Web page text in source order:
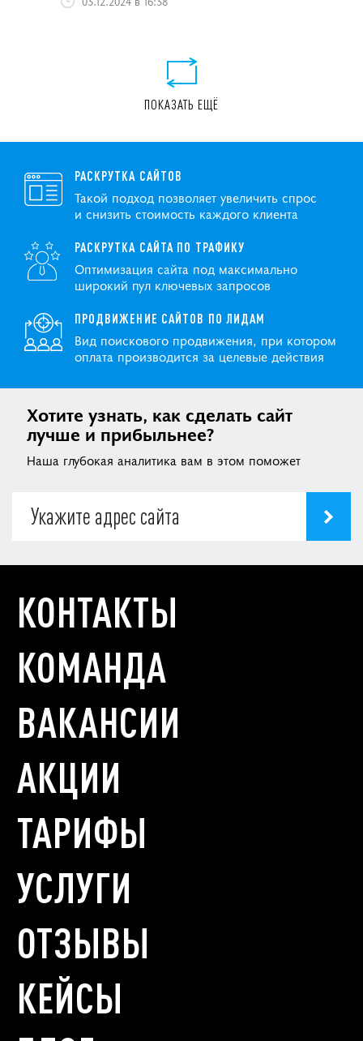
ПОКАЗАТЬ ЕЩЁ
РАСКРУТКА САЙТОВ
Такой подход позволяет увеличить спрос
и снизить стоимость каждого клиента
РАСКРУТКА САЙТА ПО ТРАФИКУ
Оптимизация сайта под максимально
широкий пул ключевых запросов
ПРОДВИЖЕНИЕ САЙТОВ ПО ЛИДАМ
Вид поискового продвижения, при котором
оплата производится за целевые действия
Хотите узнать, как сделать сайт
лучше и прибыльнее?
Наша глубокая аналитика вам в этом поможет
КОНТАКТЫ
КОМАНДА
ВАКАНСИИ
АКЦИИ
ТАРИФЫ
УСЛУГИ
ОТЗЫВЫ
КЕЙСЫ